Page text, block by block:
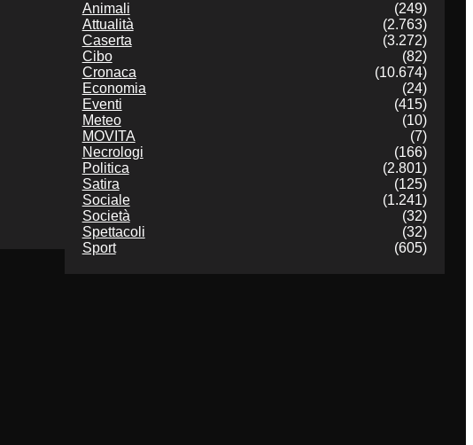
Animali
(249)
Attualità
(2.763)
Caserta
(3.272)
Cibo
(82)
Cronaca
(10.674)
Economia
(24)
Eventi
(415)
Meteo
(10)
MOVITA
(7)
Necrologi
(166)
Politica
(2.801)
Satira
(125)
Sociale
(1.241)
Società
(32)
Spettacoli
(32)
Sport
(605)